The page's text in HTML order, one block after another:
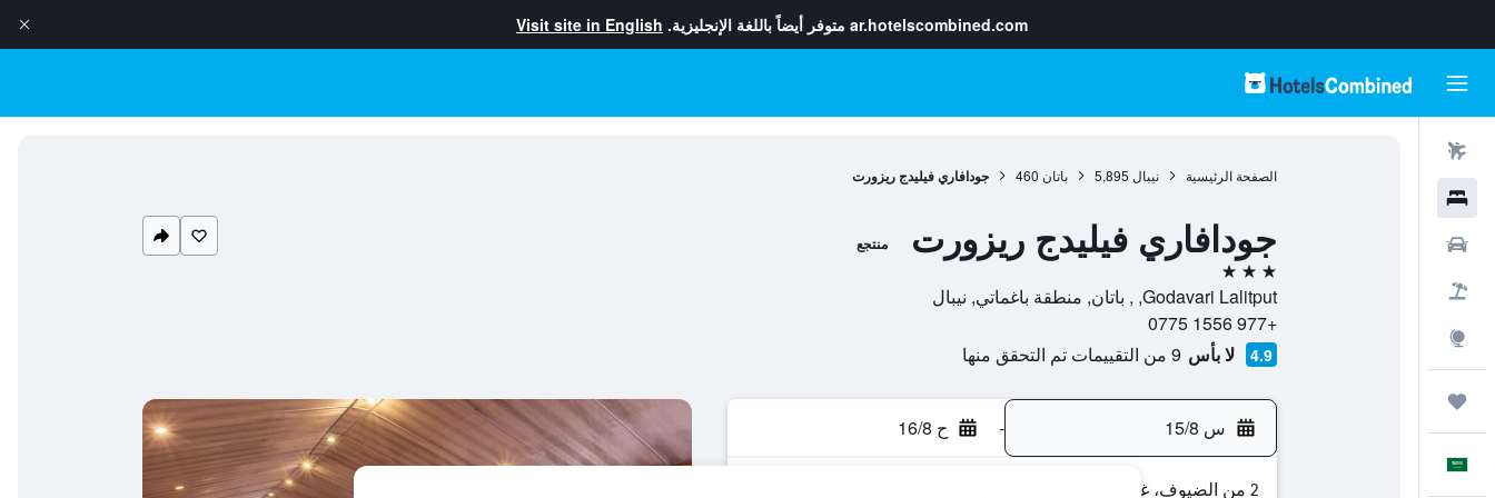
ar.hotelscombined.com متوفر أيضاً باللغة الإنجليزية. Visit site in English
الصفحة الرئيسية نيبال 5,895 باتان 460 جودافاري فيليدج ريزورت
جودافاري فيليدج ريزورت منتجع
3 نجوم
Godavari Lalitput, , باتان, منطقة باغماتي, نيبال
+977 1556 0775
4.9 لا بأس 9 من التقييمات تم التحقق منها
س 15/8 - ح 16/8
2 من الضيوف، غرفة واحدة